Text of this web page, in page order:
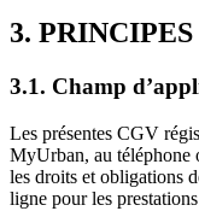
3.
3.1. Champ
Les présentes CGV
MyUrban, au téléphone
les droits et obligations
ligne pour les